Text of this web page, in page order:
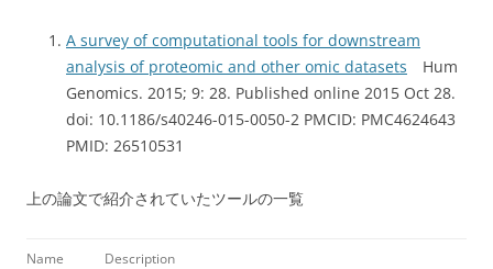
A survey of computational tools for downstream
analysis of proteomic and other omic datasets Hum
Genomics. 2015; 9: 28. Published online 2015 Oct 28.
doi: 10.1186/s40246-015-0050-2 PMCID: PMC4624643
PMID: 26510531
上の論文で紹介されていたツールの一覧
Name Description